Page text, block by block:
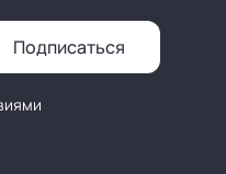
Подписаться